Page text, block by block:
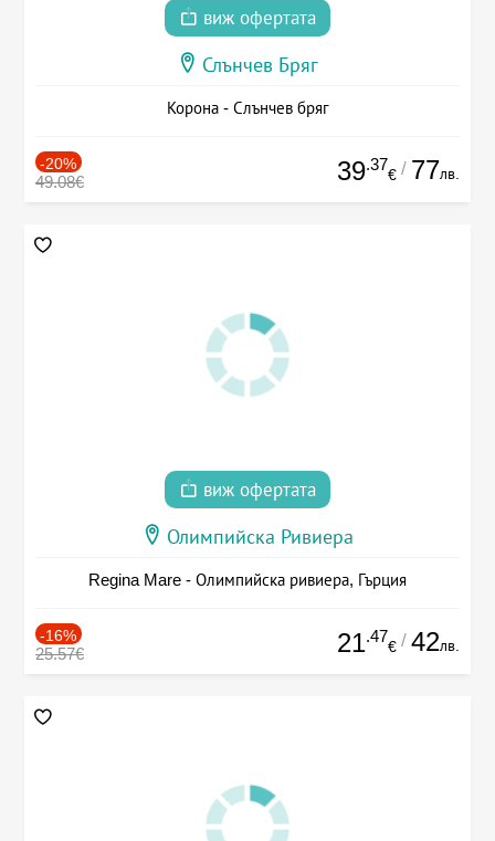
виж офертата
Слънчев Бряг
Корона - Слънчев бряг
-20%
49.08€ 39.37
€ / 77лв.
виж офертата
Олимпийска Ривиера
Regina Mare - Олимпийска ривиера, Гърция
-16%
25.57€ 21.47
€ / 42лв.